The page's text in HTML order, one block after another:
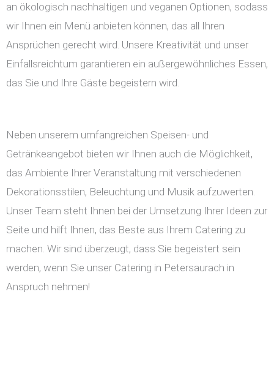
an ökologisch nachhaltigen und veganen Optionen, sodass
wir Ihnen ein Menü anbieten können, das all Ihren
Ansprüchen gerecht wird. Unsere Kreativität und unser
Einfallsreichtum garantieren ein außergewöhnliches Essen,
das Sie und Ihre Gäste begeistern wird.
Neben unserem umfangreichen Speisen- und
Getränkeangebot bieten wir Ihnen auch die Möglichkeit,
das Ambiente Ihrer Veranstaltung mit verschiedenen
Dekorationsstilen, Beleuchtung und Musik aufzuwerten.
Unser Team steht Ihnen bei der Umsetzung Ihrer Ideen zur
Seite und hilft Ihnen, das Beste aus Ihrem Catering zu
machen. Wir sind überzeugt, dass Sie begeistert sein
werden, wenn Sie unser Catering in Petersaurach in
Anspruch nehmen!